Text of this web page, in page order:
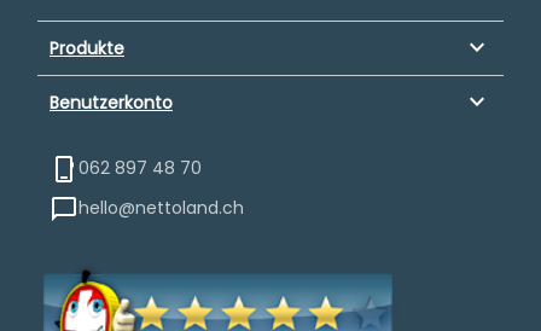
Produkte keyboard_arrow_down
Benutzerkonto keyboard_arrow_down
062 897 48 70
hello@nettoland.ch